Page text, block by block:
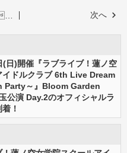
次へ
日)開催『ラブライブ！蓮ノ空
イドルクラブ 6th Live Dream
Party～』Bloom Garden
公演 Day.2のオフィシャルラ
！